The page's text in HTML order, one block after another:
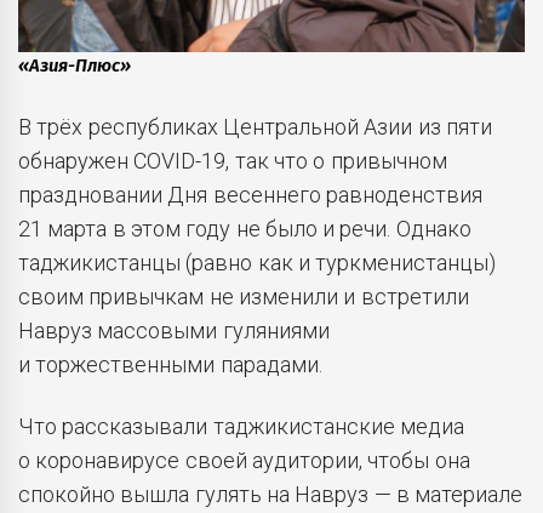
«Азия-Плюс»
В трёх республиках Центральной Азии из пяти
обнаружен COVID-19, так что о привычном
праздновании Дня весеннего равноденствия
21 марта в этом году не было и речи. Однако
таджикистанцы (равно как и туркменистанцы)
своим привычкам не изменили и встретили
Навруз массовыми гуляниями
и торжественными парадами.
Что рассказывали таджикистанские медиа
о коронавирусе своей аудитории, чтобы она
спокойно вышла гулять на Навруз — в материале